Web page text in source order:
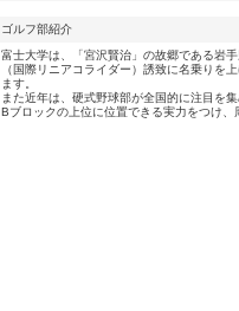
ゴルフ部紹介
富士大学は、「宮沢賢治」の故郷である岩
（国際リニアコライダー）誘致に名乗りを
ます。
また近年は、硬式野球部が全国的に注目を
Bブロックの上位に位置できる実力をつけ、